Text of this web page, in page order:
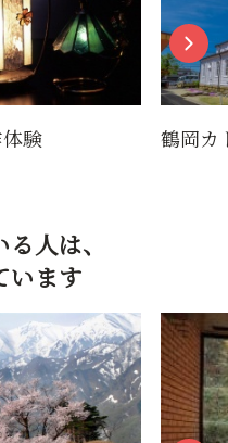
験 鶴岡
人は、
います